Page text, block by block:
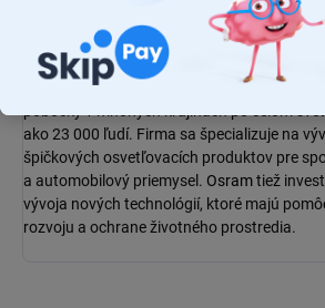
je svetový líder v oblasti
približne 110 ročnú históriu. Firma bola
má sídlo v Mníchove, v Nemecku. V
pobočky v mnohých krajinách po celom
ako 23 000 ľudí. Firma sa špecializuje na
špičkových osvetľovacích produktov pre
a automobilový priemysel. Osramtiež
vývoja nových technológií, ktoré majú
rozvoju a ochrane životného prostredia.